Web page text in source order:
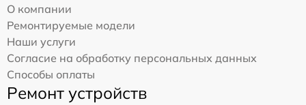
О компании
Ремонтируемые модели
Наши услуги
Согласие на обработку персональных данных
Способы оплаты
Ремонт устройств